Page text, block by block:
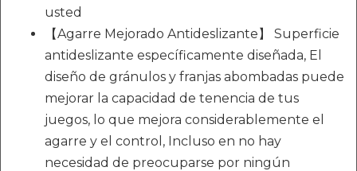
usted
【Agarre Mejorado Antideslizante】 Superficie
antideslizante específicamente diseñada, El
diseño de gránulos y franjas abombadas puede
mejorar la capacidad de tenencia de tus
juegos, lo que mejora considerablemente el
agarre y el control, Incluso en no hay
necesidad de preocuparse por ningún